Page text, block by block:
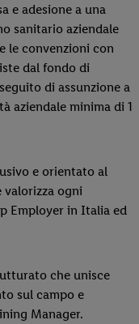
e adesione a una
sanitario aziendale
le convenzioni con
dal fondo di
di assunzione a
aziendale minima di 1
e orientato al
valorizza ogni
Employer in Italia ed
che unisce
sul campo e
Manager.